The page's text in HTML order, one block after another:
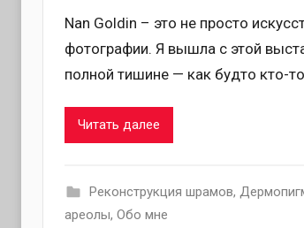
Nan Goldin – это не просто
фотографии. Я вышла с этой
полной тишине — как будто кто-то
Читать далее
Pеконструкция шрамов,
ареолы, Обо мне